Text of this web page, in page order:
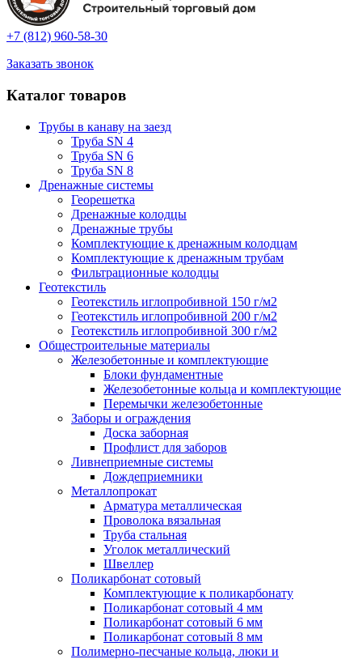
+7 (812) 960-58-30
Заказать звонок
Каталог товаров
Трубы в канаву на заезд
Труба SN 4
Труба SN 6
Труба SN 8
Дренажные системы
Георешетка
Дренажные колодцы
Дренажные трубы
Комплектующие к дренажным колодцам
Комплектующие к дренажным трубам
Фильтрационные колодцы
Геотекстиль
Геотекстиль иглопробивной 150 г/м2
Геотекстиль иглопробивной 200 г/м2
Геотекстиль иглопробивной 300 г/м2
Общестроительные материалы
Железобетонные и комплектующие
Блоки фундаментные
Железобетонные кольца и комплектующие
Перемычки железобетонные
Заборы и ограждения
Доска заборная
Профлист для заборов
Ливнеприемные системы
Дождеприемники
Металлопрокат
Арматура металлическая
Проволока вязальная
Труба стальная
Уголок металлический
Швеллер
Поликарбонат сотовый
Комплектующие к поликарбонату
Поликарбонат сотовый 4 мм
Поликарбонат сотовый 6 мм
Поликарбонат сотовый 8 мм
Полимерно-песчаные кольца, люки и